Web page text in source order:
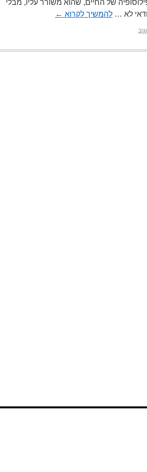
של החיים, שהוא משורר עליו, מבלי
לא … להמשיך לקרוא ←